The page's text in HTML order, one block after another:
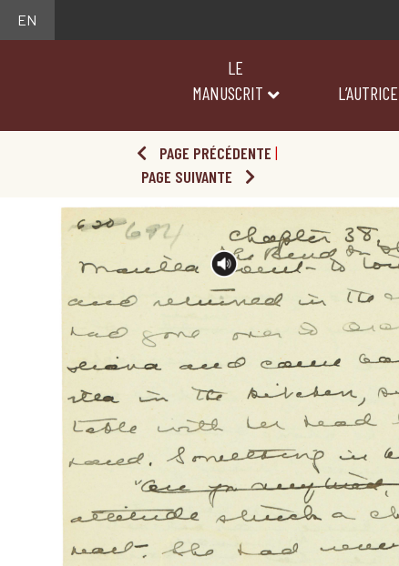
EN
LE
MANUSCRIT
L’AUTRICE
PAGE PRÉCÉDENTE |
PAGE SUIVANTE